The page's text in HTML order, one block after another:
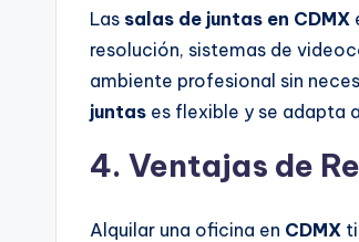
Las salas de juntas en CDMX
resolución, sistemas de
ambiente profesional sin
juntas es flexible y se adapta
4. Ventajas de
Alquilar una oficina en CDMX